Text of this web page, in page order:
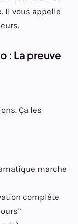
Il vous appelle
: La preuve
Ça les
marche
complète